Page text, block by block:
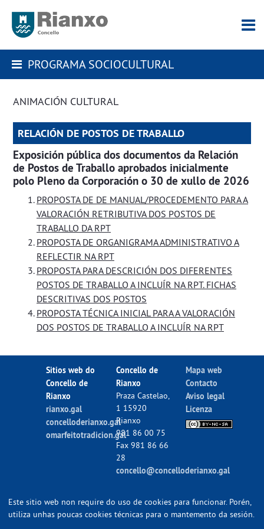
PROGRAMA SOCIOCULTURAL
ANIMACIÓN CULTURAL
RELACIÓN DE POSTOS DE TRABALLO
Exposición pública dos documentos da Relación
de Postos de Traballo aprobados inicialmente
polo Pleno da Corporación o 30 de xullo de 2026
PROPOSTA DE DE MANUAL/PROCEDEMENTO PARA A
VALORACIÓN RETRIBUTIVA DOS POSTOS DE
TRABALLO DA RPT
PROPOSTA DE ORGANIGRAMA ADMINISTRATIVO A
REFLECTIR NA RPT
PROPOSTA PARA DESCRICIÓN DOS DIFERENTES
POSTOS DE TRABALLO A INCLUÍR NA RPT. FICHAS
DESCRITIVAS DOS POSTOS
PROPOSTA TÉCNICA INICIAL PARA A VALORACIÓN
DOS POSTOS DE TRABALLO A INCLUÍR NA RPT
Sitios web do
Concello de
Rianxo
rianxo.gal
concelloderianxo.gal
omarfeitotradicion.gal
Concello de
Rianxo
Praza Castelao,
1 15920
Rianxo
981 86 00 75
Fax 981 86 66
28
concello@concelloderianxo.gal
Mapa web
Contacto
Aviso legal
Licenza
Este sitio web non require do uso de cookies para funcionar. Porén,
utiliza unhas poucas cookies técnicas para o mantemento da sesión.